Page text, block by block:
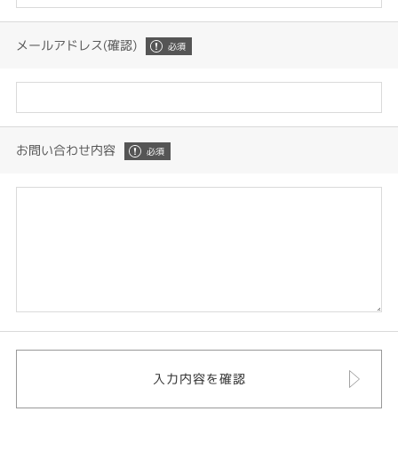
メールアドレス(確認)
お問い合わせ内容